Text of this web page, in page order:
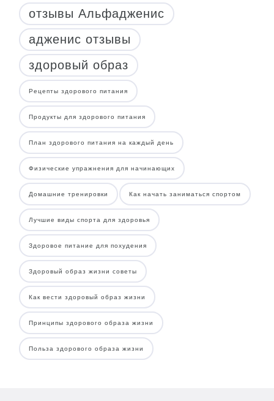
отзывы Альфадженис
адженис отзывы
здоровый образ
Рецепты здорового питания
Продукты для здорового питания
План здорового питания на каждый день
Физические упражнения для начинающих
Домашние тренировки Как начать заниматься спортом
Лучшие виды спорта для здоровья
Здоровое питание для похудения
Здоровый образ жизни советы
Как вести здоровый образ жизни
Принципы здорового образа жизни
Польза здорового образа жизни